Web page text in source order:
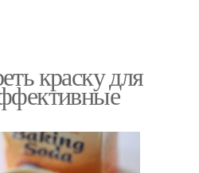
краску для